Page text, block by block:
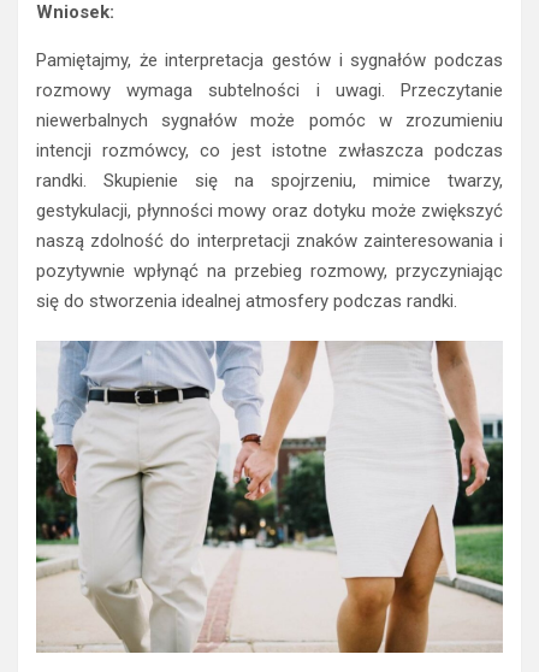
Wniosek:
Pamiętajmy, że interpretacja gestów i sygnałów podczas
rozmowy wymaga subtelności i uwagi. Przeczytanie
niewerbalnych sygnałów może pomóc w zrozumieniu
intencji rozmówcy, co jest istotne zwłaszcza podczas
randki. Skupienie się na spojrzeniu, mimice twarzy,
gestykulacji, płynności mowy oraz dotyku może zwiększyć
naszą zdolność do interpretacji znaków zainteresowania i
pozytywnie wpłynąć na przebieg rozmowy, przyczyniając
się do stworzenia idealnej atmosfery podczas randki.